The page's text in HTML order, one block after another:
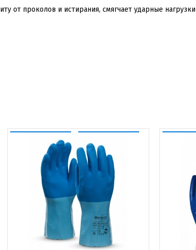
от проколов и истирания, смягчает ударные нагрузки